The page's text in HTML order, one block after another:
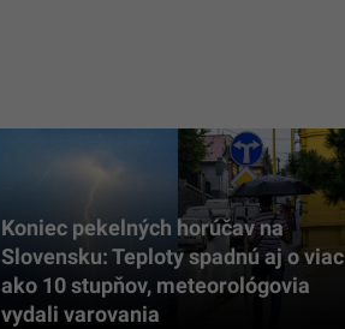
Koniec pekelných horúčav na
Slovensku: Teploty spadnú aj o viac
ako 10 stupňov, meteorológovia
vydali varovania